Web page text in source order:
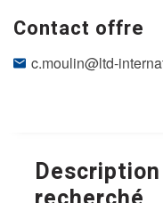
Contact offre
c.moulin@ltd-